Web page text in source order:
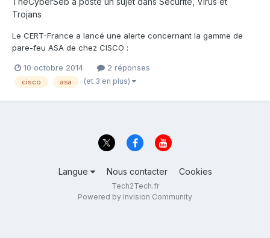
Trojans
Le CERT-France a lancé une alerte concernant la gamme de
pare-feu ASA de chez CISCO :
2014-AVI-410.html Le problème avec Cisco, c'est que si tu as
pas de contrat de service, tu n'a pas le droit de télécharger la
10 octobre 2014 2 réponses
cisco asa (et 3 en plus)
Langue Nous contacter Cookies
Tech2Tech.fr
Powered by Invision Community